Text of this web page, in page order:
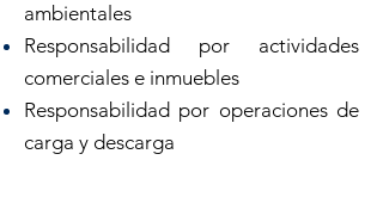
ambientales
Responsabilidad por actividades
comerciales e inmuebles
Responsabilidad por operaciones de
carga y descarga